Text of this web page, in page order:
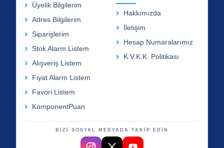
Üyelik Bilgilerim
Adres Bilgilerim
Siparişlerim
Stok Alarm Listem
Alışveriş Listem
Fiyat Alarm Listem
Favori Listem
KomponentPuan
Hakkımızda
İletişim
Hesap Numaralarımız
K.V.K.K. Politikası
BİZİ SOSYAL MEDYADA TAKİP EDİN